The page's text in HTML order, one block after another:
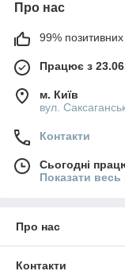
Про нас
99% позитивних
Працює з
м. Київ
вул.
Контакти
Сьогодні
Показати весь
Про нас
Контакти